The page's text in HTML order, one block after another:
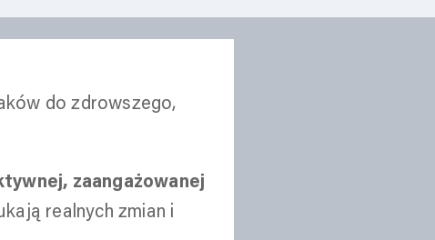
do zdrowszego,
zaangażowanej
realnych zmian i